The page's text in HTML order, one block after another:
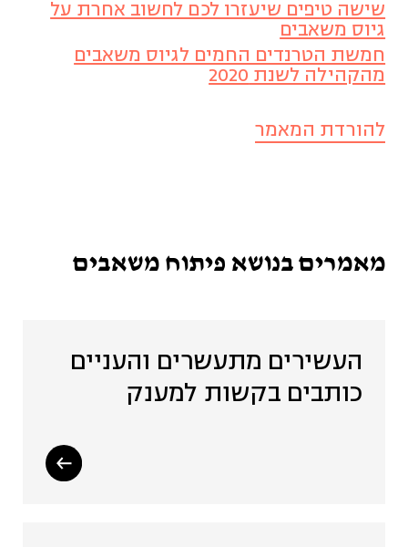
תיירות מקומית (4)
שישה טיפים שיעזרו לכם לחשוב אחרת על
גיוס משאבים
חמשת הטרנדים החמים לגיוס משאבים
מהקהילה לשנת 2020
להורדת המאמר
מאמרים בנושא פיתוח משאבים
העשירים מתעשרים והעניים
כותבים בקשות למענק